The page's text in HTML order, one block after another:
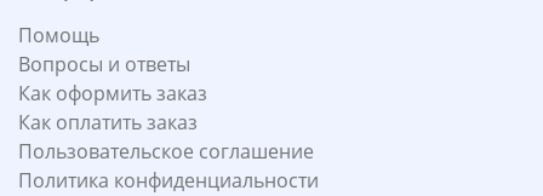
Помощь
Вопросы и ответы
Как оформить заказ
Как оплатить заказ
Пользовательское соглашение
Политика конфиденциальности